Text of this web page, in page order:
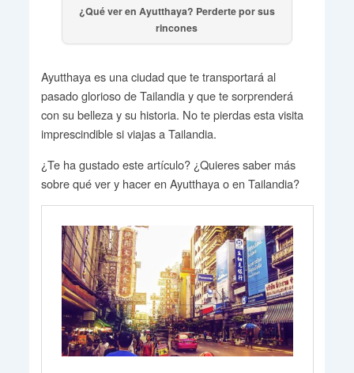
¿Qué ver en Ayutthaya? Perderte por sus
rincones
Ayutthaya es una ciudad que te transportará al
pasado glorioso de Tailandia y que te sorprenderá
con su belleza y su historia. No te pierdas esta visita
imprescindible si viajas a Tailandia.
¿Te ha gustado este artículo? ¿Quieres saber más
sobre qué ver y hacer en Ayutthaya o en Tailandia?